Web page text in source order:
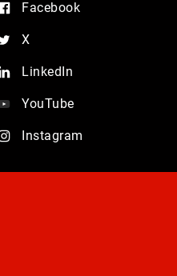
Facebook
X
LinkedIn
YouTube
Instagram